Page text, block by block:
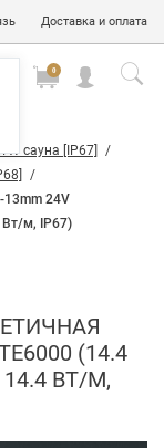
Доставка и оплата
0
сауна [IP67]
13mm 24V
Вт/м, IP67)
(14.4
14.4 ВТ/М,